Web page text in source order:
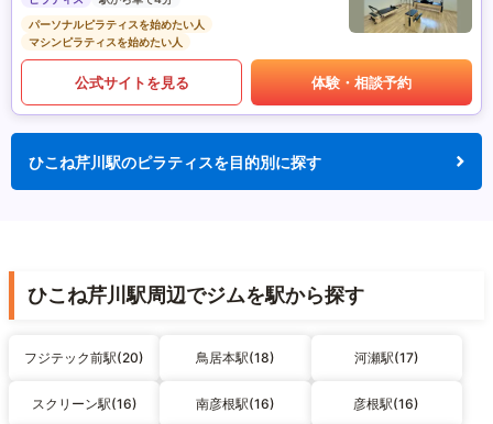
パーソナルピラティスを始めたい人
マシンピラティスを始めたい人
公式サイトを見る 体験・相談予約
ひこね芹川駅のピラティスを目的別に探す
ひこね芹川駅周辺でジムを駅から探す
フジテック前駅(20) 鳥居本駅(18) 河瀬駅(17)
スクリーン駅(16) 南彦根駅(16) 彦根駅(16)